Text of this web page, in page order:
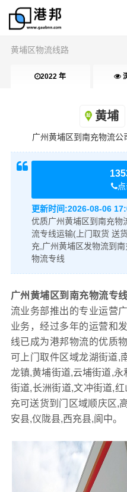
黄埔区物流线路
2022 年
黄埔
广州黄埔区到南充物流
更新时间:2026-08-06
优质广州黄埔区到南充物
流专线运输(上门取货 送
充,广州黄埔区发物流到
物流专线
广州黄埔区到南充物流专线
流业务部推出的专业运营
业务，经过多年的运营和
线已成为港邦物流的优质
可上门取件区域龙湖街道,
龙镇,黄埔街道,云埔街道,
街道,长洲街道,文冲街道,
充可送货到门区域顺庆区,
安县,仪陇县,西充县,阆中。